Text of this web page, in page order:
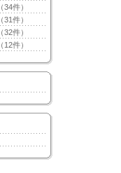
（34件）
（31件）
（32件）
（12件）